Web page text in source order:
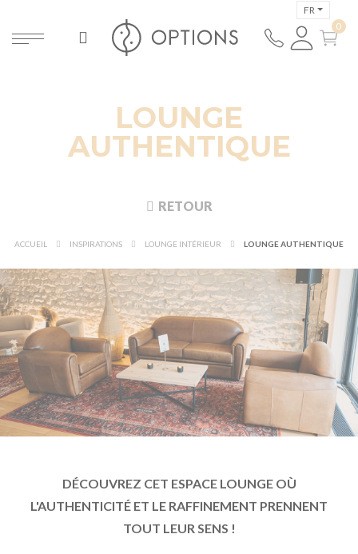
FR
LOUNGE
AUTHENTIQUE
RETOUR
ACCUEIL INSPIRATIONS LOUNGE INTÉRIEUR LOUNGE AUTHENTIQUE
DÉCOUVREZ CET ESPACE LOUNGE OÙ
L'AUTHENTICITÉ ET LE RAFFINEMENT PRENNENT
TOUT LEUR SENS !